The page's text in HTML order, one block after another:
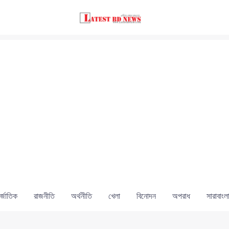
রাজনীতি অর্থনীতি খেলা বিনোদন অপরাধ সারাবাংলা